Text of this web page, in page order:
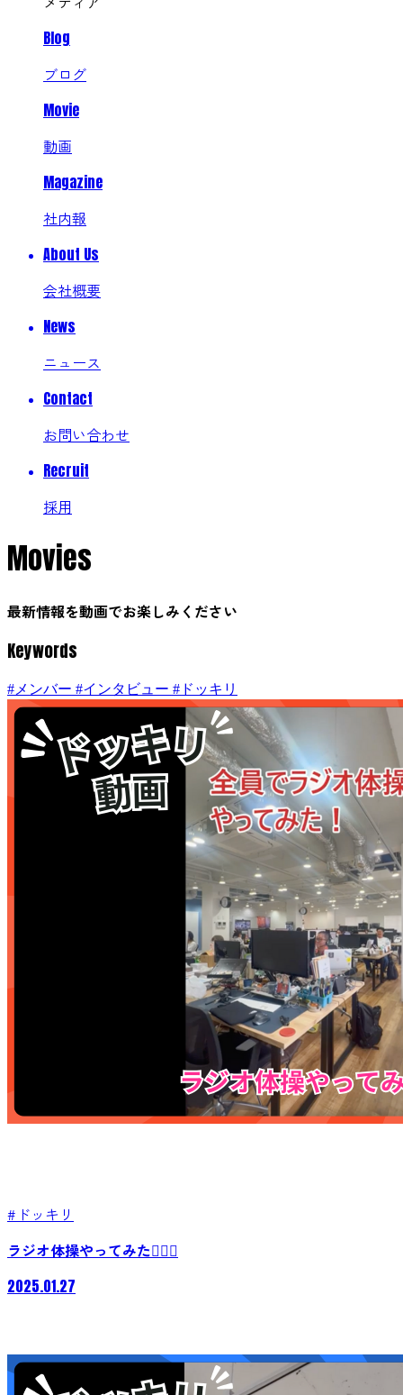
Blog
ブログ
Movie
動画
Magazine
社内報
About Us
会社概要
News
ニュース
Contact
お問い合わせ
Recruit
採用
Movies
最新情報を動画でお楽しみください
Keywords
#メンバー #インタビュー #ドッキリ
#ドッキリ
ラジオ体操やってみた🤸🏻‍♂️
2025.01.27